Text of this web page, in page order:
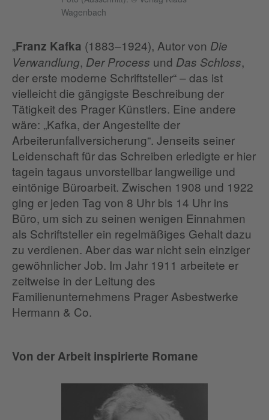
Wagenbach
„Franz Kafka (1883–1924), Autor von Die
Verwandlung, Der Process und Das Schloss,
der erste moderne Schriftsteller“ – das ist
vielleicht die gängigste Beschreibung der
Tätigkeit des Prager Künstlers. Eine andere
wäre: „Kafka, der Angestellte der
Arbeiterunfallversicherung“. Jenseits seiner
Leidenschaft für das Schreiben erledigte er hier
tagein tagaus unvorstellbar langweilige und
eintönige Büroarbeit. Zwischen 1908 und 1922
ging er jeden Tag von 8 Uhr bis 14 Uhr ins
Büro, um sich zu seinen wenigen Einnahmen
als Schriftsteller ein regelmäßiges Gehalt dazu
zu verdienen. Aber das war nicht sein einziger
gewöhnlicher Job. Im Jahr 1911 arbeitete er
zeitweise in der Leitung des
Familienunternehmens Prager Asbestwerke
Hermann & Co.
Von der Arbeit inspirierte Romane